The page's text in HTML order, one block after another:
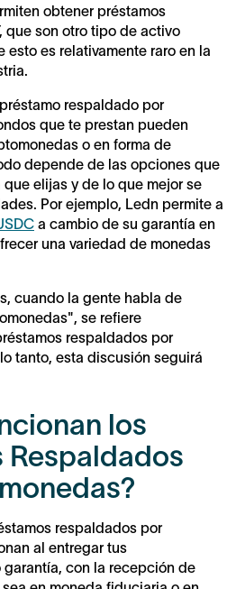
obtener préstamos
que son otro tipo de activo
es relativamente raro en la
respaldado por
que te prestan pueden
o en forma de
depende de las opciones que
elijas y de lo que mejor se
Por ejemplo, Ledn permite a
a cambio de su garantía en
una variedad de monedas
cuando la gente habla de
se refiere
respaldados por
tanto, esta discusión seguirá
los
Respaldados
respaldados por
al entregar tus
con la recepción de